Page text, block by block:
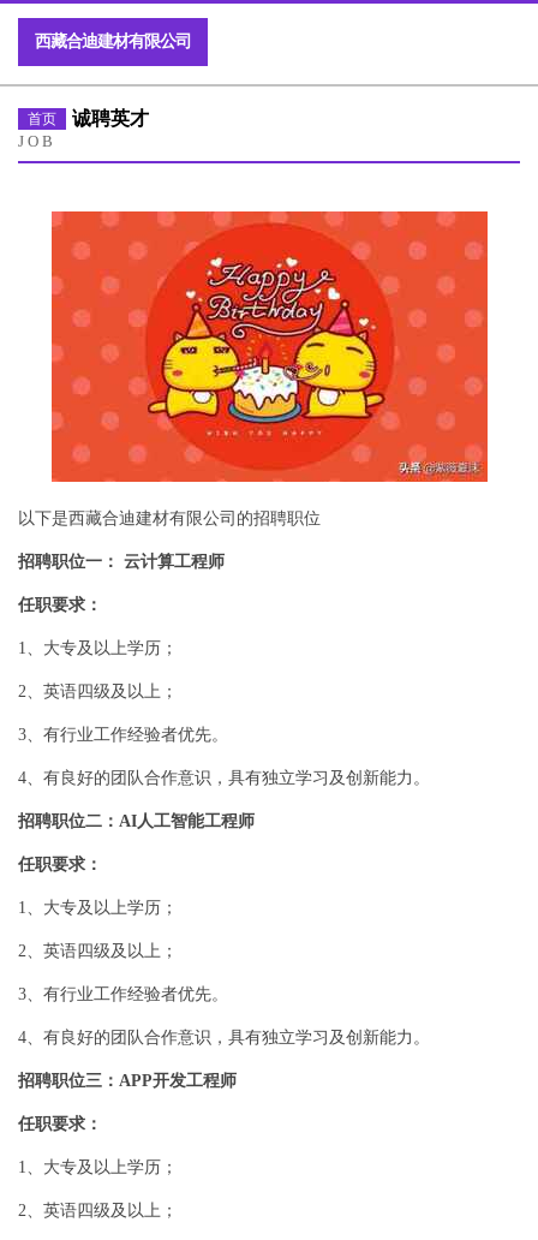
西藏合迪建材有限公司
首页 诚聘英才
JOB
以下是西藏合迪建材有限公司的招聘职位
招聘职位一： 云计算工程师
任职要求：
1、大专及以上学历；
2、英语四级及以上；
3、有行业工作经验者优先。
4、有良好的团队合作意识，具有独立学习及创新能力。
招聘职位二：AI人工智能工程师
任职要求：
1、大专及以上学历；
2、英语四级及以上；
3、有行业工作经验者优先。
4、有良好的团队合作意识，具有独立学习及创新能力。
招聘职位三：APP开发工程师
任职要求：
1、大专及以上学历；
2、英语四级及以上；